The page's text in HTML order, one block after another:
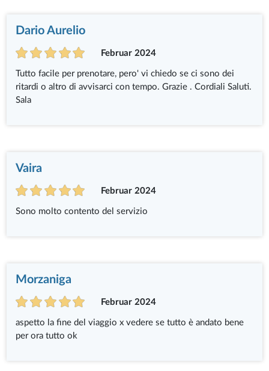
Dario Aurelio
Februar 2024
Tutto facile per prenotare, pero' vi chiedo se ci sono dei
ritardi o altro di avvisarci con tempo. Grazie . Cordiali Saluti.
Sala
Vaira
Februar 2024
Sono molto contento del servizio
Morzaniga
Februar 2024
aspetto la fine del viaggio x vedere se tutto è andato bene
per ora tutto ok